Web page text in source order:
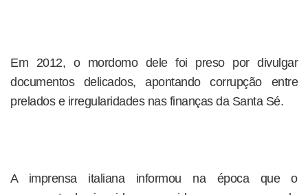
Em 2012, o mordomo dele foi preso por divulgar
documentos delicados, apontando corrupção entre
prelados e irregularidades nas finanças da Santa Sé.
A imprensa italiana informou na época que o